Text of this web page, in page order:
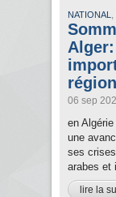
NATIONAL ,
06 sep
en
une
ses
arabes et
lire la